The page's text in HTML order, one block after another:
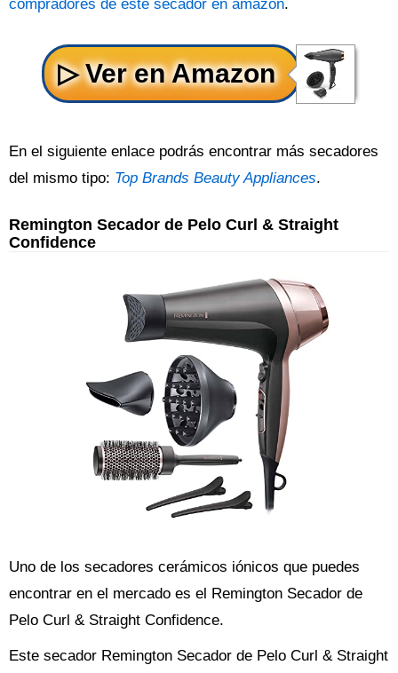
compradores de este secador en amazon.
En el siguiente enlace podrás encontrar más secadores
del mismo tipo: Top Brands Beauty Appliances.
Remington Secador de Pelo Curl & Straight
Confidence
Uno de los secadores cerámicos iónicos que puedes
encontrar en el mercado es el Remington Secador de
Pelo Curl & Straight Confidence.
Este secador Remington Secador de Pelo Curl & Straight